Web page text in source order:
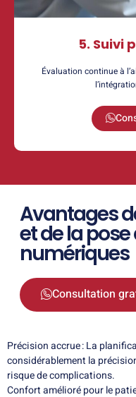
5. Suivi
Évaluation continue à
Avantages
et de la
numériques
Consultation
Précision accrue : La
considérablement la
risque de complications.
Confort amélioré pour le